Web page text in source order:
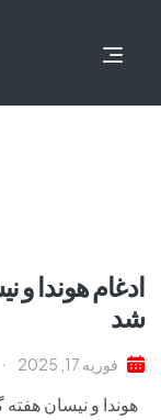
ادغام هوندا و
شد
فوریه 17, 2025
هوندا و نیسان